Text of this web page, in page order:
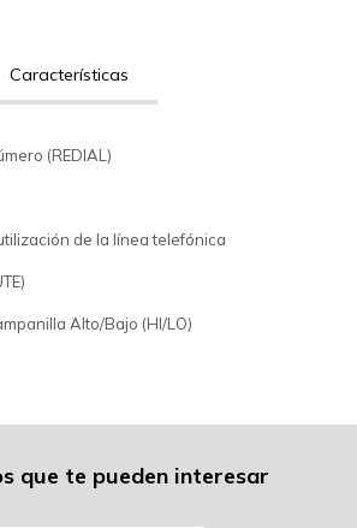
Características
(REDIAL)
de la línea telefónica
Alto/Bajo (HI/LO)
que te pueden interesar